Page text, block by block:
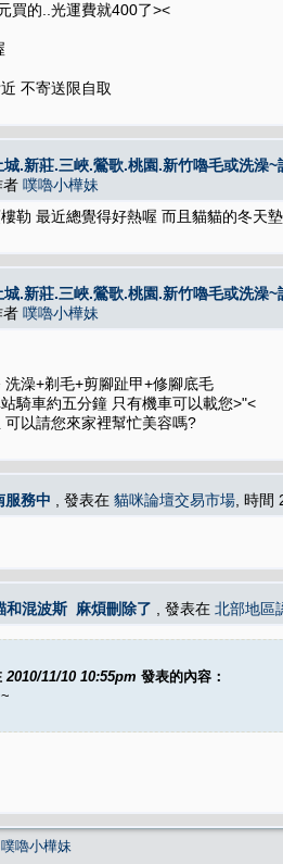
買的..光運費就400了><
不寄送限自取
.新莊.三峽.鶯歌.桃園.新竹嚕毛或洗澡
者 噗嚕小樺妹
勒 最近總覺得好熱喔 而且貓貓的冬天
.新莊.三峽.鶯歌.桃園.新竹嚕毛或洗澡
者 噗嚕小樺妹
澡+剃毛+剪腳趾甲+修腳底毛
騎車約五分鐘 只有機車可以載您>"<
以請您來家裡幫忙美容嗎?
務中 , 發表在 貓咪論壇交易市場 , 時
和混波斯 麻煩刪除了 , 發表在 北部地區
2010/11/10 10:55pm 發表的內容：
嚕小樺妹